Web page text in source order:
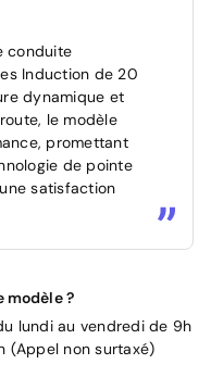
conduite
Induction de 20
dynamique et
le modèle
promettant
de pointe
satisfaction
modèle ?
lundi au vendredi de 9h
(Appel non surtaxé)